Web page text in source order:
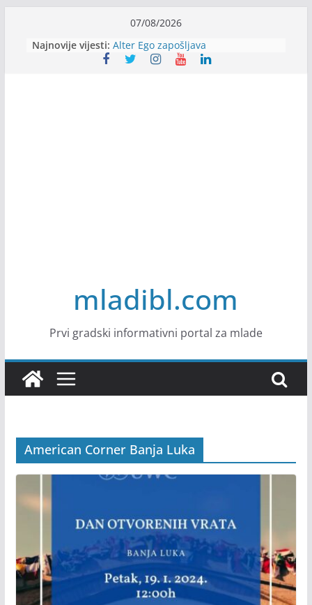
content
07/08/2026
Najnovije vijesti: Alter Ego zapošljava
Sjajna arhitektonska praksa u
mladibl.com
Prvi gradski informativni portal za mlade
American Corner Banja Luka